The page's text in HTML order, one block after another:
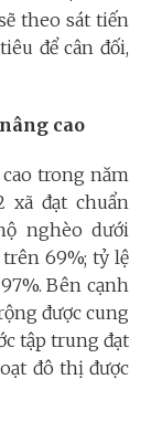
theo sát tiến
để cân đối,
cao
trong năm
xã đạt chuẩn
nghèo dưới
trên 69%; tỷ lệ
Bên cạnh
được cung
tập trung đạt
đô thị được